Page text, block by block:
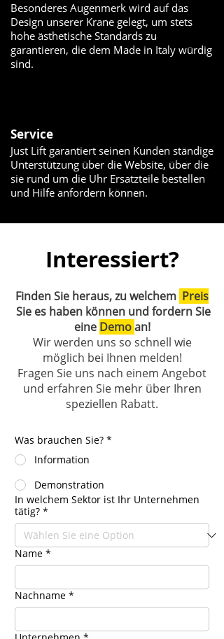
Besonderes Augenmerk wird auf das
Design unserer Krane gelegt, um stets
hohe ästhetische Standards zu
garantieren, die dem Made in Italy würdig
sind.
Service
Just Lift garantiert seinen Kunden ständige
Unterstützung über die Website, über die
sie rund um die Uhr Ersatzteile bestellen
und Hilfe anfordern können.
Interessiert?
Finden Sie heraus, zu welchem Preis
Sie es haben können und fordern Sie
eine Demoan!
Wir werden uns so schnell wie
möglich bei Ihnen melden!
Fragen Sie uns nach einem Angebot
und erfahren Sie mehr über Ihren
speziellen Rabatt.
Was brauchen Sie? *
Information
Demonstration
In welchem Sektor ist Ihr Unternehmen
tätig? *
Name *
Nachname *